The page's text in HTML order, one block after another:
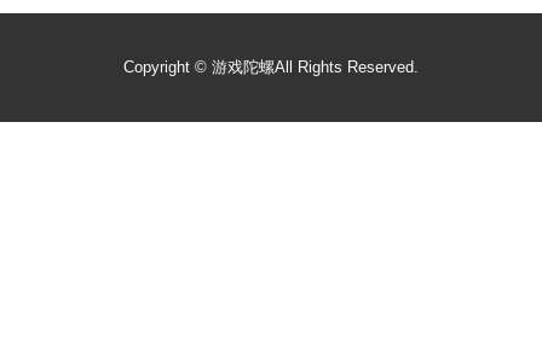
Copyright © 游戏陀螺All Rights Reserved.